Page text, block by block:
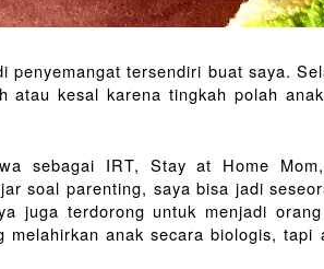
penyemangat tersendiri buat saya.
atau kesal karena tingkah polah
sebagai IRT, Stay at Home
soal parenting, saya bisa jadi
juga terdorong untuk menjadi
melahirkan anak secara biologis, tapi